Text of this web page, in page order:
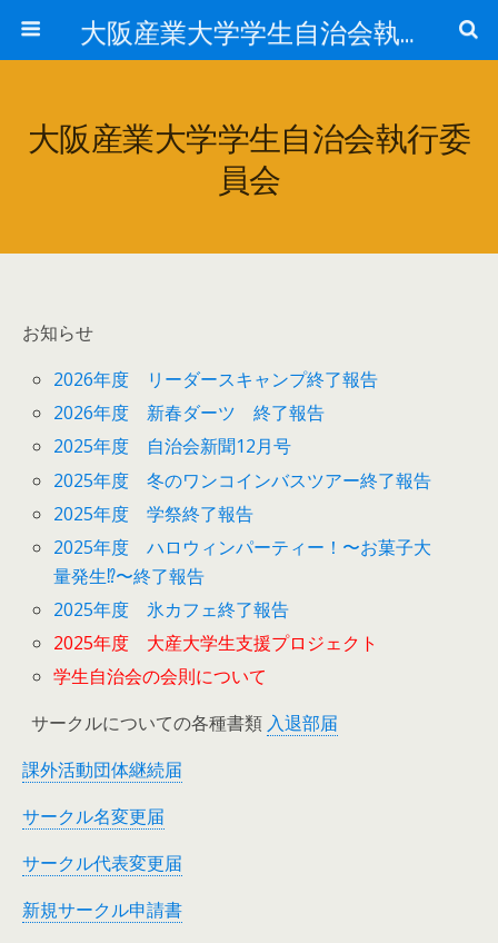
大阪産業大学学生自治会執行委員会
大阪産業大学学生自治会執行委
員会
お知らせ
2026年度 リーダースキャンプ終了報告
2026年度 新春ダーツ 終了報告
2025年度 自治会新聞12月号
2025年度 冬のワンコインバスツアー終了報告
2025年度 学祭終了報告
2025年度 ハロウィンパーティー！〜お菓子大
量発生⁉︎〜終了報告
2025年度 氷カフェ終了報告
2025年度 大産大学生支援プロジェクト
学生自治会の会則について
サークルについての各種書類 入退部届
課外活動団体継続届
サークル名変更届
サークル代表変更届
新規サークル申請書